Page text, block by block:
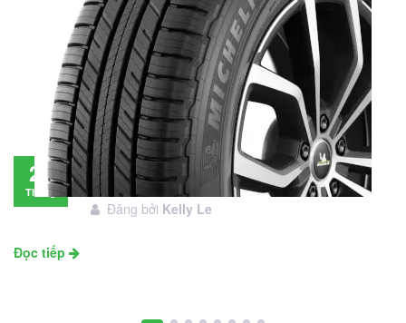
28
Tháng
Đánh giá lốp Michelin Primacy SUV: Đáng
đầu tư không?
Đăng bởi Kelly Le
Đọc tiếp